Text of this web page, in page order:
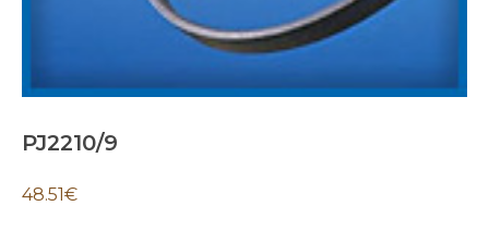
PJ2210/9
48.51€